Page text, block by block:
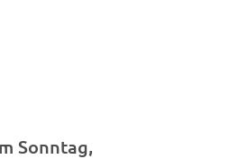
Sonntag,